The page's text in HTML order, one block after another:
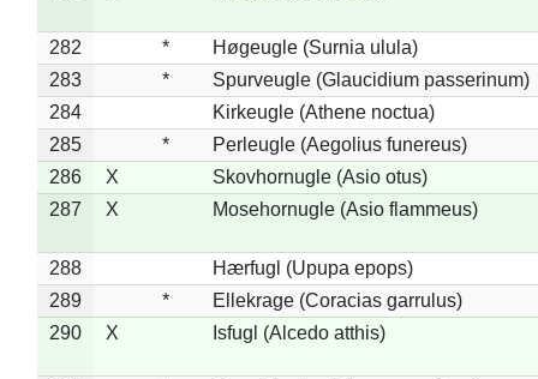
282 *
Høgeugle (Surnia ulula)
283
*
Spurveugle (Glaucidium passerinum)
284
Kirkeugle (Athene noctua)
285
*
Perleugle (Aegolius funereus)
286
X
Skovhornugle (Asio otus)
287
X Mosehornugle (Asio flammeus)
288
Hærfugl (Upupa epops)
289
*
Ellekrage (Coracias garrulus)
290
X Isfugl (Alcedo atthis)